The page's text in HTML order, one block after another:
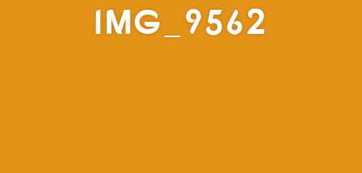
IMG_9562